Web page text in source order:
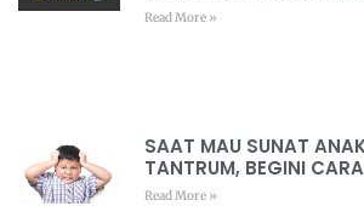
Read More »
SAAT MAU SUNAT
TANTRUM, BEGINI
Read More »